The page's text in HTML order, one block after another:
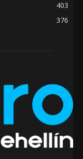
403
376